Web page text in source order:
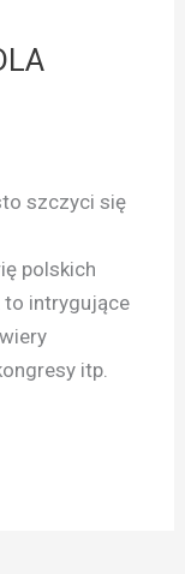
szczyci się
polskich
intrygujące
itp.